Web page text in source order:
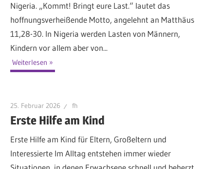
Nigeria. „Kommt! Bringt eure Last.“ lautet das
hoffnungsverheißende Motto, angelehnt an Matthäus
11,28-30. In Nigeria werden Lasten von Männern,
Kindern vor allem aber von...
Weiterlesen
25. Februar 2026 fh
Erste Hilfe am Kind
Erste Hilfe am Kind für Eltern, Großeltern und
Interessierte Im Alltag entstehen immer wieder